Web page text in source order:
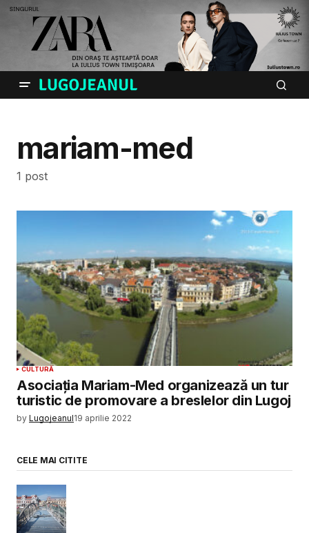
mariam-med
1 post
CULTURĂ
Asociația Mariam-Med organizează un tur
turistic de promovare a breslelor din Lugoj
by Lugojeanul19 aprilie 2022
CELE MAI CITITE